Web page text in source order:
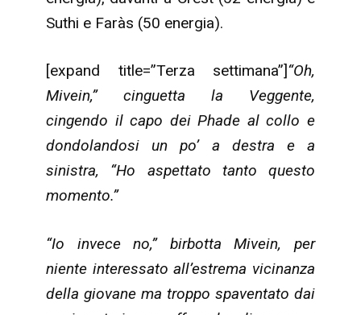
Suthi e Faràs (50 energia).
[expand title=”Terza settimana”]“Oh,
Mivein,” cinguetta la Veggente,
cingendo il capo dei Phade al collo e
dondolandosi un po’ a destra e a
sinistra, “Ho aspettato tanto questo
momento.”
“Io invece no,” birbotta Mivein, per
niente interessato all’estrema vicinanza
della giovane ma troppo spaventato dai